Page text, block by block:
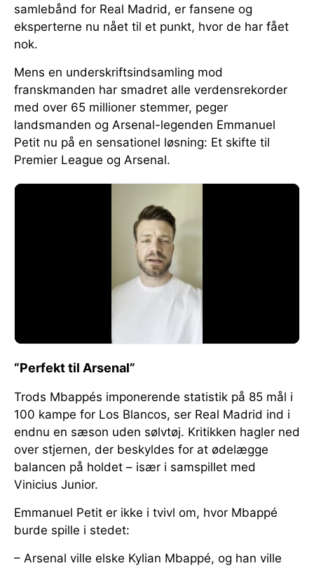
samlebånd for Real Madrid, er fansene og
eksperterne nu nået til et punkt, hvor de har fået
nok.
Mens en underskriftsindsamling mod
franskmanden har smadret alle verdensrekorder
med over 65 millioner stemmer, peger
landsmanden og Arsenal-legenden Emmanuel
Petit nu på en sensationel løsning: Et skifte til
Premier League og Arsenal.
“Perfekt til Arsenal”
Trods Mbappés imponerende statistik på 85 mål i
100 kampe for Los Blancos, ser Real Madrid ind i
endnu en sæson uden sølvtøj. Kritikken hagler ned
over stjernen, der beskyldes for at ødelægge
balancen på holdet – især i samspillet med
Vinicius Junior.
Emmanuel Petit er ikke i tvivl om, hvor Mbappé
burde spille i stedet:
– Arsenal ville elske Kylian Mbappé, og han ville